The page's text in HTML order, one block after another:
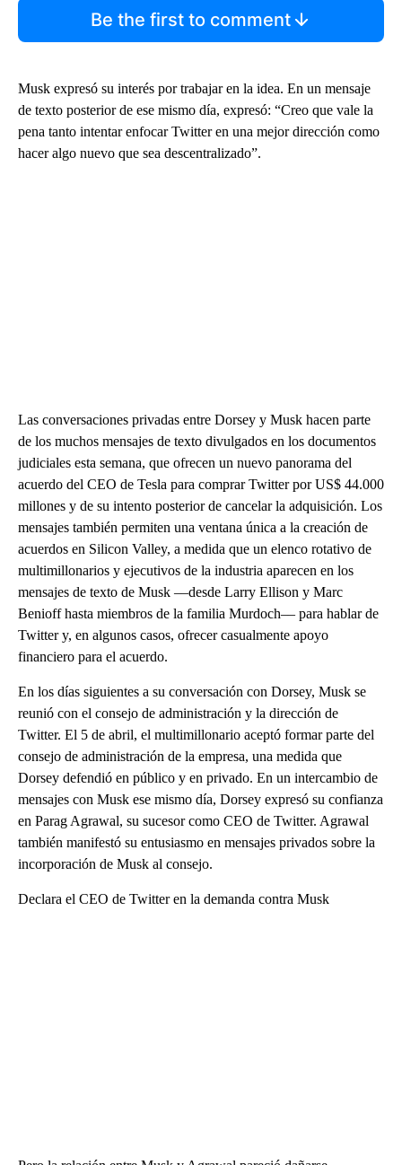
Be the first to comment
Musk expresó su interés por trabajar en la idea. En un mensaje
de texto posterior de ese mismo día, expresó: “Creo que vale la
pena tanto intentar enfocar Twitter en una mejor dirección como
hacer algo nuevo que sea descentralizado”.
Las conversaciones privadas entre Dorsey y Musk hacen parte
de los muchos mensajes de texto divulgados en los documentos
judiciales esta semana, que ofrecen un nuevo panorama del
acuerdo del CEO de Tesla para comprar Twitter por US$ 44.000
millones y de su intento posterior de cancelar la adquisición. Los
mensajes también permiten una ventana única a la creación de
acuerdos en Silicon Valley, a medida que un elenco rotativo de
multimillonarios y ejecutivos de la industria aparecen en los
mensajes de texto de Musk ––desde Larry Ellison y Marc
Benioff hasta miembros de la familia Murdoch–– para hablar de
Twitter y, en algunos casos, ofrecer casualmente apoyo
financiero para el acuerdo.
En los días siguientes a su conversación con Dorsey, Musk se
reunió con el consejo de administración y la dirección de
Twitter. El 5 de abril, el multimillonario aceptó formar parte del
consejo de administración de la empresa, una medida que
Dorsey defendió en público y en privado. En un intercambio de
mensajes con Musk ese mismo día, Dorsey expresó su confianza
en Parag Agrawal, su sucesor como CEO de Twitter. Agrawal
también manifestó su entusiasmo en mensajes privados sobre la
incorporación de Musk al consejo.
Declara el CEO de Twitter en la demanda contra Musk